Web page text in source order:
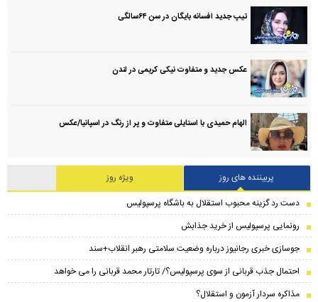
تیپ جدید افسانه بایگان در سن ۶۴سالگی
عکس جدید و متفاوت نیکی کریمی در لندن
الهام حمیدی با استایلی متفاوت و پر از رنگ در اسپانیا/عکس
پربیننده های روز
ویژه روز
دست رد گزینه محبوب استقلال به باشگاه پرسپولیس
رونمایی پرسپولیس از خرید جذابش
جوسازی خبری رجانیوز درباره وضعیت سلامتی رهبر انقلاب+سند
احتمال جذب قربانی از سوی پرسپولیس؟/ تارتار محمد قربانی را می خواهد
مذاکره سردار آزمون و استقلال؟